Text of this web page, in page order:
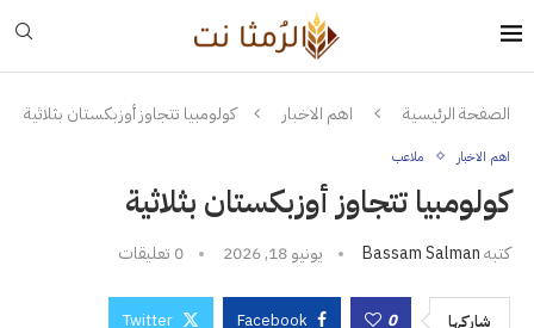
الصفحة الرئيسية اهم الاخبار كولومبيا تتجاوز أوزبكستان بثلاثية
اهم الاخبار ملاعب
كولومبيا تتجاوز أوزبكستان بثلاثية
كتبهBassam Salman يونيو 18, 2026 0 تعليقات
شاركها 0
Facebook
Twitter